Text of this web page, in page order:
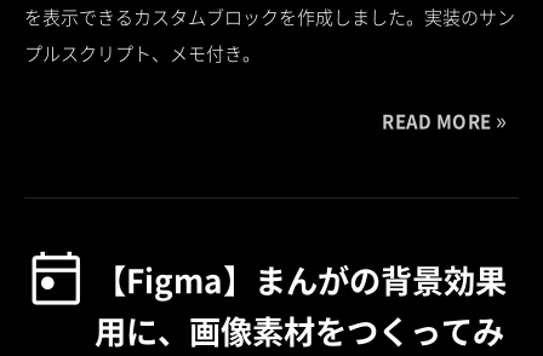
を表示できるカスタムブロックを作成しました。実装のサン
プルスクリプト、メモ付き。
READ MORE
【Figma】まんがの背景効果
用に、画像素材をつくってみ